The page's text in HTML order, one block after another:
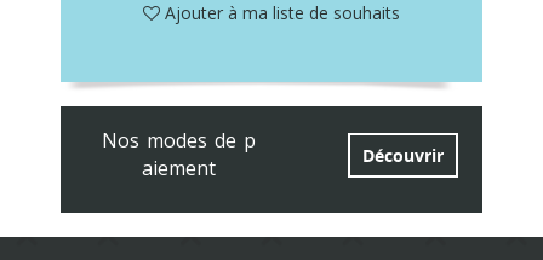
Ajouter à ma liste de souhaits
Nos modes de p
aiement
Découvrir